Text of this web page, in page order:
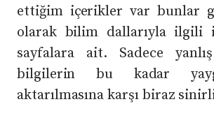
ettiğim içerikler var bunlar
olarak bilim dallarıyla ilgili
sayfalara ait. Sadece
bilgilerin bu kadar
aktarılmasına karşı biraz